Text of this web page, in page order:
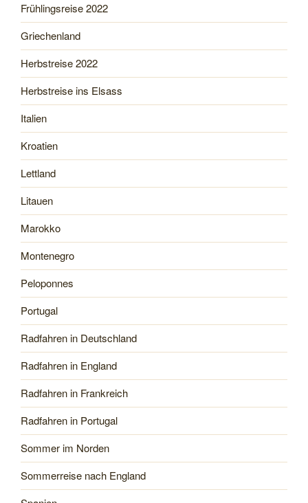
Frühlingsreise 2022
Griechenland
Herbstreise 2022
Herbstreise ins Elsass
Italien
Kroatien
Lettland
Litauen
Marokko
Montenegro
Peloponnes
Portugal
Radfahren in Deutschland
Radfahren in England
Radfahren in Frankreich
Radfahren in Portugal
Sommer im Norden
Sommerreise nach England